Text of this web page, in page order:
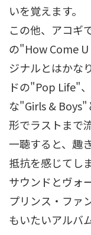
いを覚えます。
この他、アコギ
の"How Come
ジナルとはかな
ドの"Pop Life"
な"Girls & Boys"
形でラストまで
一聴すると、趣
抵抗を感じてし
サウンドとヴォ
プリンス・ファ
もいたいアルバ